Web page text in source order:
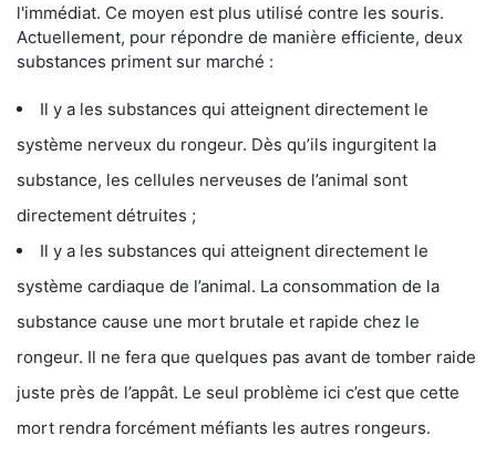
l'immédiat. Ce moyen est plus utilisé contre les souris.
Actuellement, pour répondre de manière efficiente, deux
substances priment sur marché :
Il y a les substances qui atteignent directement le
système nerveux du rongeur. Dès qu’ils ingurgitent la
substance, les cellules nerveuses de l’animal sont
directement détruites ;
Il y a les substances qui atteignent directement le
système cardiaque de l’animal. La consommation de la
substance cause une mort brutale et rapide chez le
rongeur. Il ne fera que quelques pas avant de tomber raide
juste près de l’appât. Le seul problème ici c’est que cette
mort rendra forcément méfiants les autres rongeurs.